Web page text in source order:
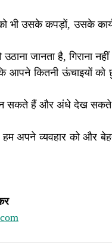
भी उसके कपड़ों, उसके
जानता है, गिराना
आपने कितनी ऊंचाइयों
सुन सकते हैं और अंधे देख
हम अपने व्यवहार को और